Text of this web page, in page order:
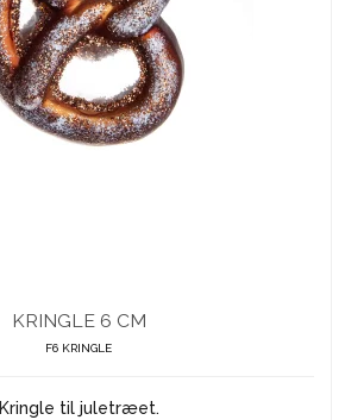
KRINGLE 6 CM
F6 KRINGLE
Kringle til juletræet.